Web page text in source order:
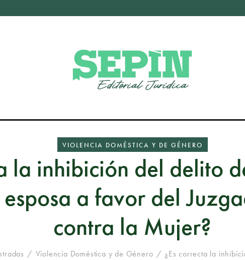
VIOLENCIA DOMÉSTICA Y DE GÉNERO
la inhibición del delito
a favor del
contra la Mujer?
Violencia Doméstica y de Género ¿Es correcta la